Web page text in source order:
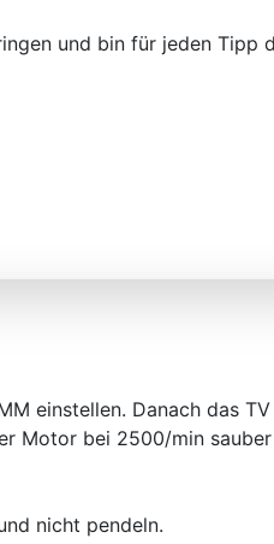
und bin für jeden Tipp
einstellen. Danach das
Motor bei 2500/min
nicht pendeln.